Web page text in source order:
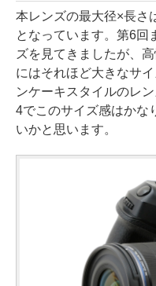
本レンズの最大径×長さ
となっています。第6回
ズを見てきましたが、
にはそれほど大きなサ
ンケーキスタイルのレ
4でこのサイズ感はかな
いかと思います。